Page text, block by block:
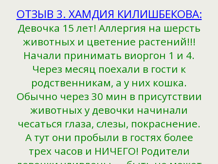
ОТЗЫВ 3. ХАМДИЯ КИЛИШБЕКОВА:
Девочка 15 лет! Аллергия на шерсть
животных и цветение растений!!!
Начали принимать виоргон 1 и 4.
Через месяц поехали в гости к
родственникам, а у них кошка.
Обычно через 30 мин в присутствии
животных у девочки начинали
чесаться глаза, слезы, покраснение.
А тут они пробыли в гостях более
трех часов и НИЧЕГО! Родители